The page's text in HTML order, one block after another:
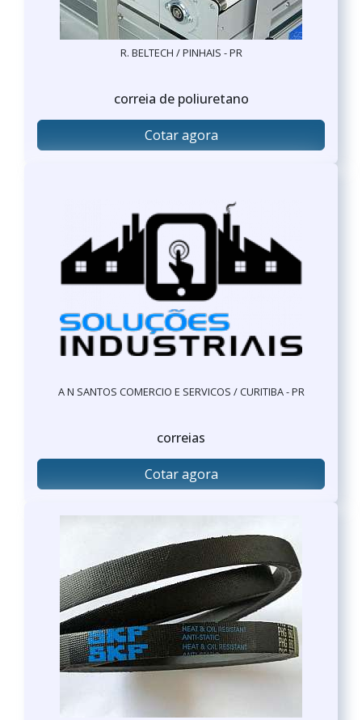
R. BELTECH / PINHAIS - PR
correia de poliuretano
Cotar agora
A N SANTOS COMERCIO E SERVICOS / CURITIBA - PR
correias
Cotar agora